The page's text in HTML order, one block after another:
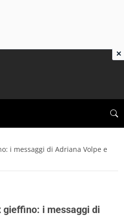
i messaggi di Adriana Volpe e
gieffino: i messaggi di
×